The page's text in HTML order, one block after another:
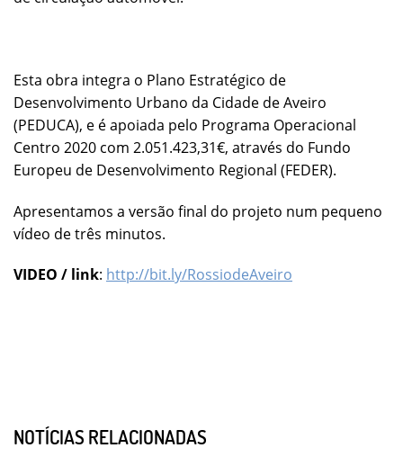
Esta obra integra o Plano Estratégico de
Desenvolvimento Urbano da Cidade de Aveiro
(PEDUCA), e é apoiada pelo Programa Operacional
Centro 2020 com 2.051.423,31€, através do Fundo
Europeu de Desenvolvimento Regional (FEDER).
Apresentamos a versão final do projeto num pequeno
vídeo de três minutos.
VIDEO / link: http://bit.ly/RossiodeAveiro
NOTÍCIAS RELACIONADAS